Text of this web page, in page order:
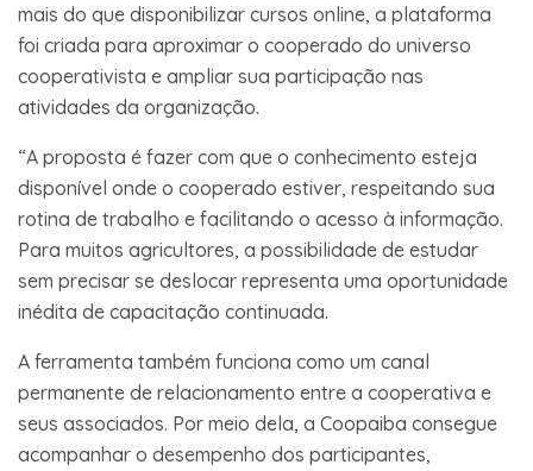
mais do que disponibilizar cursos online, a plataforma
foi criada para aproximar o cooperado do universo
cooperativista e ampliar sua participação nas
atividades da organização.
“A proposta é fazer com que o conhecimento esteja
disponível onde o cooperado estiver, respeitando sua
rotina de trabalho e facilitando o acesso à informação.
Para muitos agricultores, a possibilidade de estudar
sem precisar se deslocar representa uma oportunidade
inédita de capacitação continuada.
A ferramenta também funciona como um canal
permanente de relacionamento entre a cooperativa e
seus associados. Por meio dela, a Coopaiba consegue
acompanhar o desempenho dos participantes,